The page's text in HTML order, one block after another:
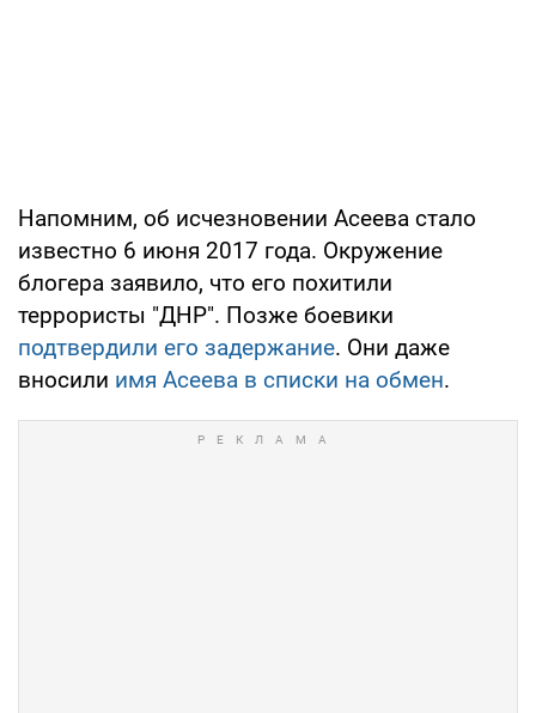
Напомним, об исчезновении Асеева стало
известно 6 июня 2017 года. Окружение
блогера заявило, что его похитили
террористы "ДНР". Позже боевики
подтвердили его задержание. Они даже
вносили имя Асеева в списки на обмен.